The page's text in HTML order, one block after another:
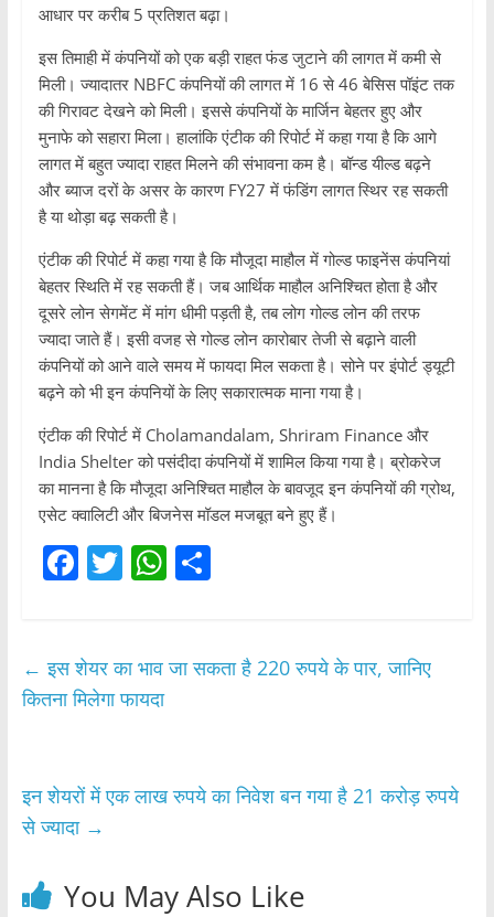
आधार पर करीब 5 प्रतिशत बढ़ा।
इस तिमाही में कंपनियों को एक बड़ी राहत फंड जुटाने की लागत में कमी से
मिली। ज्यादातर NBFC कंपनियों की लागत में 16 से 46 बेसिस पॉइंट तक
की गिरावट देखने को मिली। इससे कंपनियों के मार्जिन बेहतर हुए और
मुनाफे को सहारा मिला। हालांकि एंटीक की रिपोर्ट में कहा गया है कि आगे
लागत में बहुत ज्यादा राहत मिलने की संभावना कम है। बॉन्ड यील्ड बढ़ने
और ब्याज दरों के असर के कारण FY27 में फंडिंग लागत स्थिर रह सकती
है या थोड़ा बढ़ सकती है।
एंटीक की रिपोर्ट में कहा गया है कि मौजूदा माहौल में गोल्ड फाइनेंस कंपनियां
बेहतर स्थिति में रह सकती हैं। जब आर्थिक माहौल अनिश्चित होता है और
दूसरे लोन सेगमेंट में मांग धीमी पड़ती है, तब लोग गोल्ड लोन की तरफ
ज्यादा जाते हैं। इसी वजह से गोल्ड लोन कारोबार तेजी से बढ़ाने वाली
कंपनियों को आने वाले समय में फायदा मिल सकता है। सोने पर इंपोर्ट ड्यूटी
बढ़ने को भी इन कंपनियों के लिए सकारात्मक माना गया है।
एंटीक की रिपोर्ट में Cholamandalam, Shriram Finance और
India Shelter को पसंदीदा कंपनियों में शामिल किया गया है। ब्रोकरेज
का मानना है कि मौजूदा अनिश्चित माहौल के बावजूद इन कंपनियों की ग्रोथ,
एसेट क्वालिटी और बिजनेस मॉडल मजबूत बने हुए हैं।
F
e
b
o
k
T
er
W
s
S
e
← इस शेयर का भाव जा सकता है 220 रुपये के पार, जानिए
कितना मिलेगा फायदा
इन शेयरों में एक लाख रुपये का निवेश बन गया है 21 करोड़ रुपये
से ज्यादा →
You May Also Like